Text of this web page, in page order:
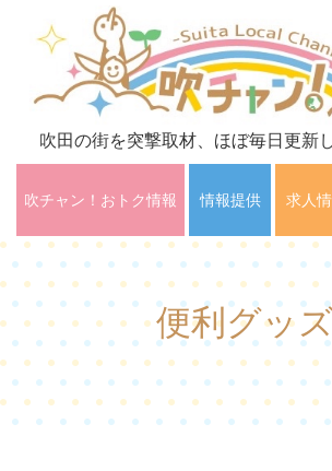
吹田の街を突撃取材、ほぼ毎日更新
吹チャン！おトク情報 情報提供 求人
便利グッズ